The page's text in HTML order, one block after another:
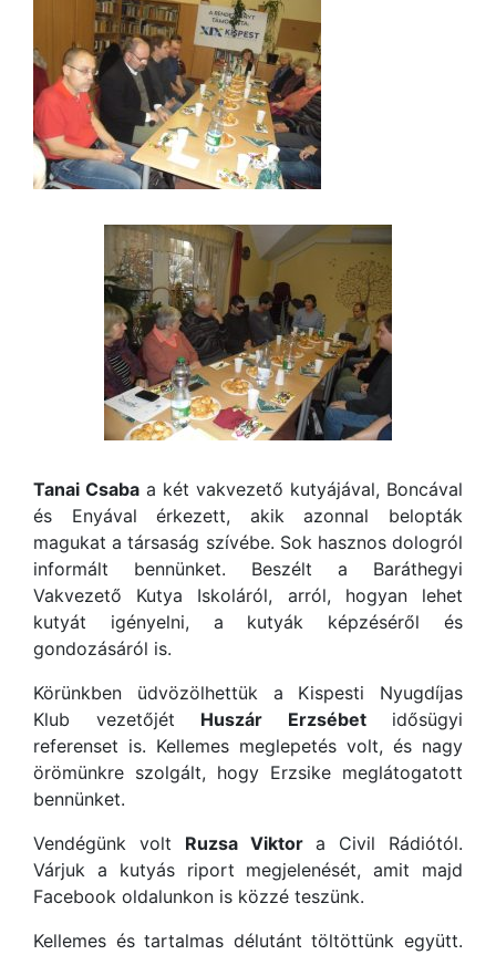
Tanai Csaba a két vakvezető kutyájával, Boncával
és Enyával érkezett, akik azonnal belopták
magukat a társaság szívébe. Sok hasznos dologról
informált bennünket. Beszélt a Baráthegyi
Vakvezető Kutya Iskoláról, arról, hogyan lehet
kutyát igényelni, a kutyák képzéséről és
gondozásáról is.
Körünkben üdvözölhettük a Kispesti Nyugdíjas
Klub vezetőjét Huszár Erzsébetidősügyi
referenset is. Kellemes meglepetés volt, és nagy
örömünkre szolgált, hogy Erzsike meglátogatott
bennünket.
Vendégünk volt Ruzsa Viktora Civil Rádiótól.
Várjuk a kutyás riport megjelenését, amit majd
Facebook oldalunkon is közzé teszünk.
Kellemes és tartalmas délutánt töltöttünk együtt.